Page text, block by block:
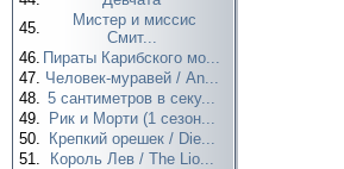
45.
Мистер и миссис
Смит...
46. Пираты Карибского мо...
47. Человек-муравей / An...
48. 5 сантиметров в секу...
49.
Рик и Морти (1 сезон...
50.
Крепкий орешек / Die...
51.
Король Лев / The Lio...